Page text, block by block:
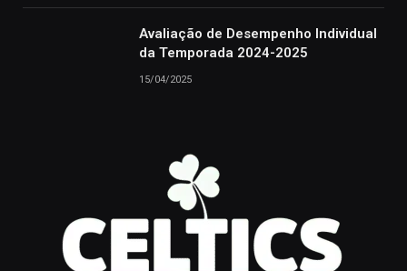
Avaliação de Desempenho Individual
da Temporada 2024-2025
15/04/2025